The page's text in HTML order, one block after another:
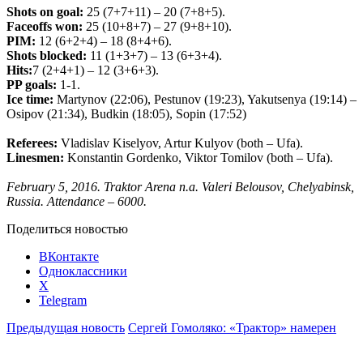
Shots on goal: 25 (7+7+11) – 20 (7+8+5).
Faceoffs won: 25 (10+8+7) – 27 (9+8+10).
PIM: 12 (6+2+4) – 18 (8+4+6).
Shots blocked: 11 (1+3+7) – 13 (6+3+4).
Hits:7 (2+4+1) – 12 (3+6+3).
PP goals: 1-1.
Ice time: Martynov (22:06), Pestunov (19:23), Yakutsenya (19:14) –
Osipov (21:34), Budkin (18:05), Sopin (17:52)
Referees: Vladislav Kiselyov, Artur Kulyov (both – Ufa).
Linesmen: Konstantin Gordenko, Viktor Tomilov (both – Ufa).
February 5, 2016. Traktor Arena n.a. Valeri Belousov, Chelyabinsk,
Russia. Attendance – 6000.
Поделиться новостью
ВКонтакте
Одноклассники
X
Telegram
Предыдущая новость Сергей Гомоляко: «Трактор» намерен